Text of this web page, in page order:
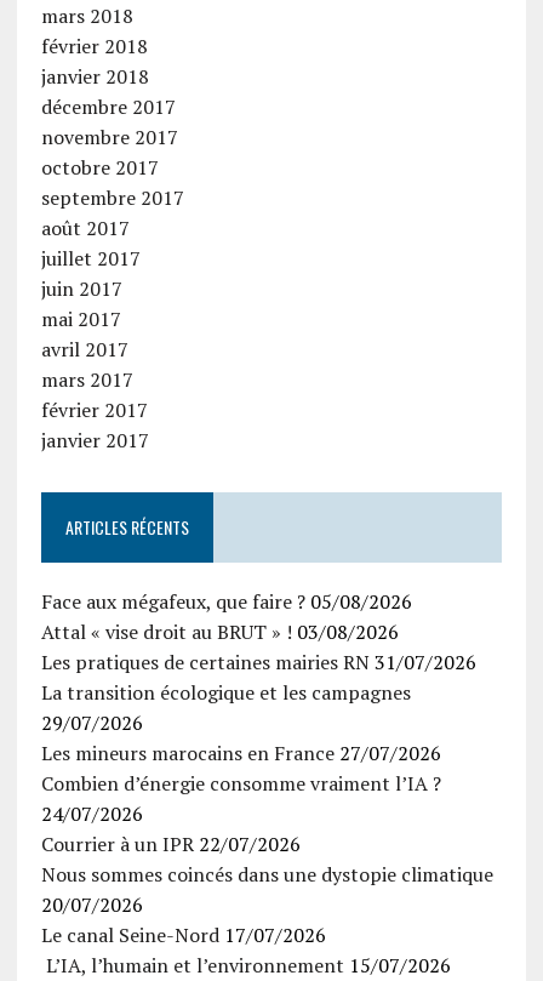
mars 2018
février 2018
janvier 2018
décembre 2017
novembre 2017
octobre 2017
septembre 2017
août 2017
juillet 2017
juin 2017
mai 2017
avril 2017
mars 2017
février 2017
janvier 2017
ARTICLES RÉCENTS
Face aux mégafeux, que faire ? 05/08/2026
Attal « vise droit au BRUT » ! 03/08/2026
Les pratiques de certaines mairies RN 31/07/2026
La transition écologique et les campagnes
29/07/2026
Les mineurs marocains en France 27/07/2026
Combien d’énergie consomme vraiment l’IA ?
24/07/2026
Courrier à un IPR 22/07/2026
Nous sommes coincés dans une dystopie climatique
20/07/2026
Le canal Seine-Nord 17/07/2026
L’IA, l’humain et l’environnement 15/07/2026